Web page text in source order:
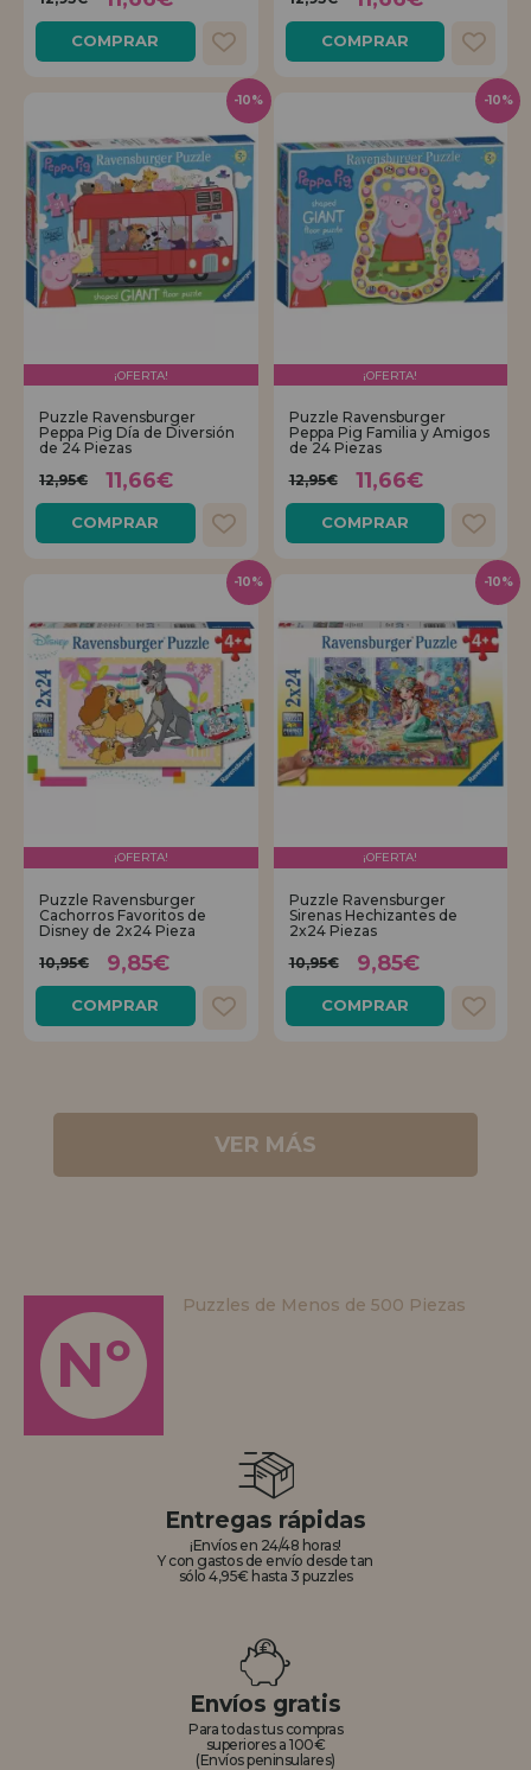
COMPRAR COMPRAR
¡OFERTA!
Puzzle Ravensburger
Peppa Pig Día de Diversión
de 24 Piezas
12,95€
11,66€
COMPRAR
-10%
¡OFERTA!
Puzzle Ravensburger
Peppa Pig Familia y Amigos
de 24 Piezas
12,95€
11,66€
COMPRAR
-10%
¡OFERTA!
Puzzle Ravensburger
Cachorros Favoritos de
Disney de 2x24 Pieza
10,95€
9,85€
COMPRAR
-10%
¡OFERTA!
Puzzle Ravensburger
Sirenas Hechizantes de
2x24 Piezas
10,95€
9,85€
COMPRAR
-10%
VER MÁS
Nº
Puzzles de Menos de 500 Piezas
Entregas rápidas
¡Envíos en 24/48 horas!
Y con gastos de envío desde tan
sólo 4,95€ hasta 3 puzzles
Envíos gratis
Para todas tus compras
superiores a 100€
(Envíos peninsulares)